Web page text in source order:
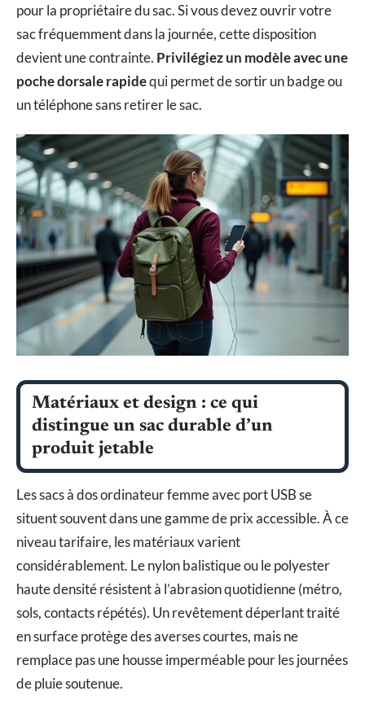
pour la propriétaire du sac. Si vous devez ouvrir votre
sac fréquemment dans la journée, cette disposition
devient une contrainte. Privilégiez un modèle avec une
poche dorsale rapidequi permet de sortir un badge ou
un téléphone sans retirer le sac.
Matériaux et design : ce qui
distingue un sac durable d’un
produit jetable
Les sacs à dos ordinateur femme avec port USB se
situent souvent dans une gamme de prix accessible. À ce
niveau tarifaire, les matériaux varient
considérablement. Le nylon balistique ou le polyester
haute densité résistent à l’abrasion quotidienne (métro,
sols, contacts répétés). Un revêtement déperlant traité
en surface protège des averses courtes, mais ne
remplace pas une housse imperméable pour les journées
de pluie soutenue.